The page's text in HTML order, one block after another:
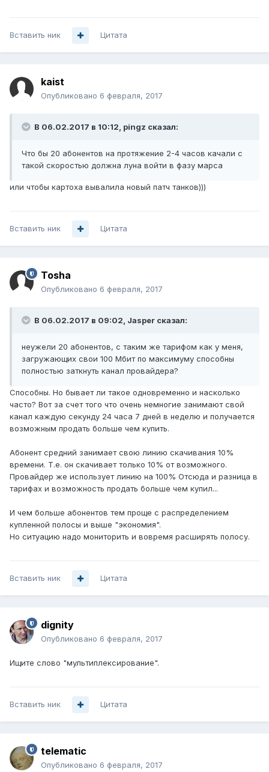
Вставить ник Цитата
kaist
Опубликовано 6 февраля, 2017
В 06.02.2017 в 10:12, pingz сказал:
Что бы 20 абонентов на протяжение 2-4 часов качали с
такой скоростью должна луна войти в фазу марса
или чтобы картоха вывалила новый патч танков)))
Вставить ник Цитата
Tosha
Опубликовано 6 февраля, 2017
В 06.02.2017 в 09:02, Jasper сказал:
неужели 20 абонентов, с таким же тарифом как у меня,
загружающих свои 100 Мбит по максимуму способны
полностью заткнуть канал провайдера?
Способны. Но бывает ли такое одновременно и насколько
часто? Вот за счет того что очень немногие занимают свой
канал каждую секунду 24 часа 7 дней в неделю и получается
возможным продать больше чем купить.
Абонент средний занимает свою линию скачивания 10%
времени. Т.е. он скачивает только 10% от возможного.
Провайдер же использует линию на 100% Отсюда и разница в
тарифах и возможность продать больше чем купил...
И чем больше абонентов тем проще с распределением
купленной полосы и выше "экономия".
Но ситуацию надо мониторить и вовремя расширять полосу.
Вставить ник Цитата
dignity
Опубликовано 6 февраля, 2017
Ищите слово "мультиплексирование".
Вставить ник Цитата
telematic
Опубликовано 6 февраля, 2017